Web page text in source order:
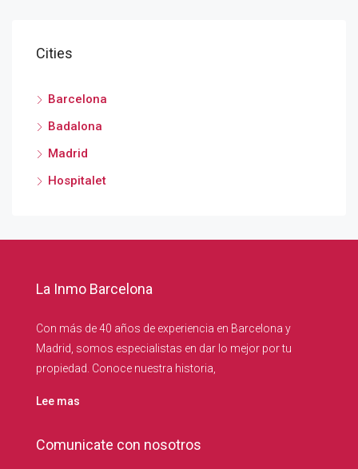
Cities
Barcelona
Badalona
Madrid
Hospitalet
La Inmo Barcelona
Con más de 40 años de experiencia en Barcelona y
Madrid, somos especialistas en dar lo mejor por tu
propiedad. Conoce nuestra historia,
Lee mas
Comunicate con nosotros